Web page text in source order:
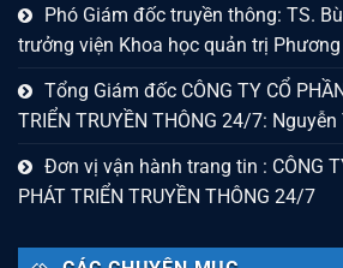
Phó Giám đốc truyền thông: TS.
trưởng viện Khoa học quản trị
Tổng Giám đốc CÔNG TY CỔ
TRIỂN TRUYỀN THÔNG 24/7:
Đơn vị vận hành trang tin : CÔNG
PHÁT TRIỂN TRUYỀN THÔNG 24/7